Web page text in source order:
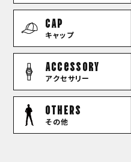
CAP
キャップ
Accessory
アクセサリー
OTHERS
その他